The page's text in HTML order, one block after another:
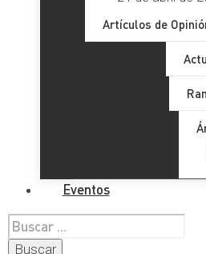
Artículos de
Eventos
Buscar: